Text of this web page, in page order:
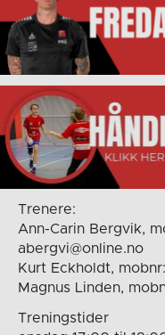
Trenere:
Ann-Carin Bergvik,
abergvi@online.no
Kurt Eckholdt,
Magnus Linden,
Treningstider